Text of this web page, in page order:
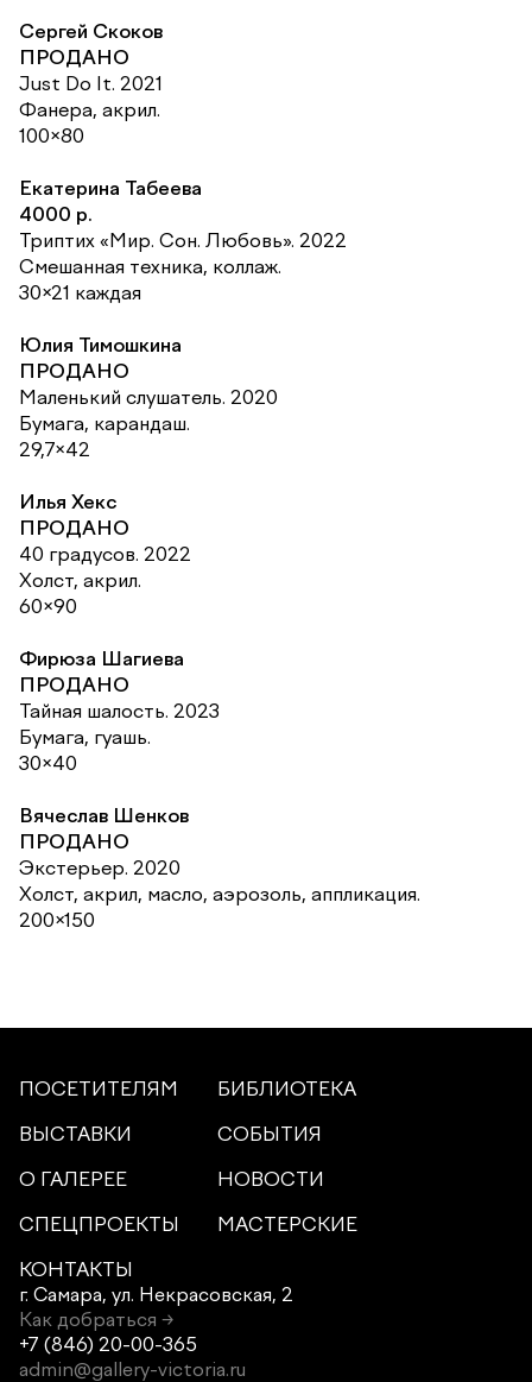
Сергей Скоков
ПРОДАНО
Just Do It. 2021
Фанера, акрил.
100×80
Екатерина Табеева
4000 р.
Триптих «Мир. Сон. Любовь». 2022
Смешанная техника, коллаж.
30×21 каждая
Юлия Тимошкина
ПРОДАНО
Маленький слушатель. 2020
Бумага, карандаш.
29,7×42
Илья Хекс
ПРОДАНО
40 градусов. 2022
Холст, акрил.
60×90
Фирюза Шагиева
ПРОДАНО
Тайная шалость. 2023
Бумага, гуашь.
30×40
Вячеслав Шенков
ПРОДАНО
Экстерьер. 2020
Холст, акрил, масло, аэрозоль, аппликация.
200×150
ПОСЕТИТЕЛЯМ
БИБЛИОТЕКА
ВЫСТАВКИ
СОБЫТИЯ
О ГАЛЕРЕЕ
НОВОСТИ
СПЕЦПРОЕКТЫ
МАСТЕРСКИЕ
КОНТАКТЫ
г. Самара, ул. Некрасовская, 2
Как добраться →
+7 (846) 20-00-365
admin@gallery-victoria.ru